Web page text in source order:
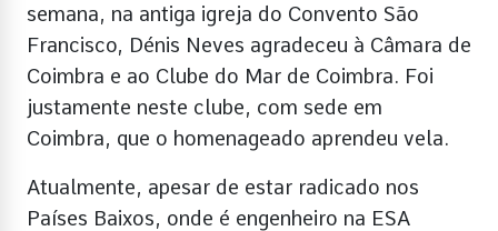
semana, na antiga igreja do Convento São
Francisco, Dénis Neves agradeceu à Câmara de
Coimbra e ao Clube do Mar de Coimbra. Foi
justamente neste clube, com sede em
Coimbra, que o homenageado aprendeu vela.
Atualmente, apesar de estar radicado nos
Países Baixos, onde é engenheiro na ESA